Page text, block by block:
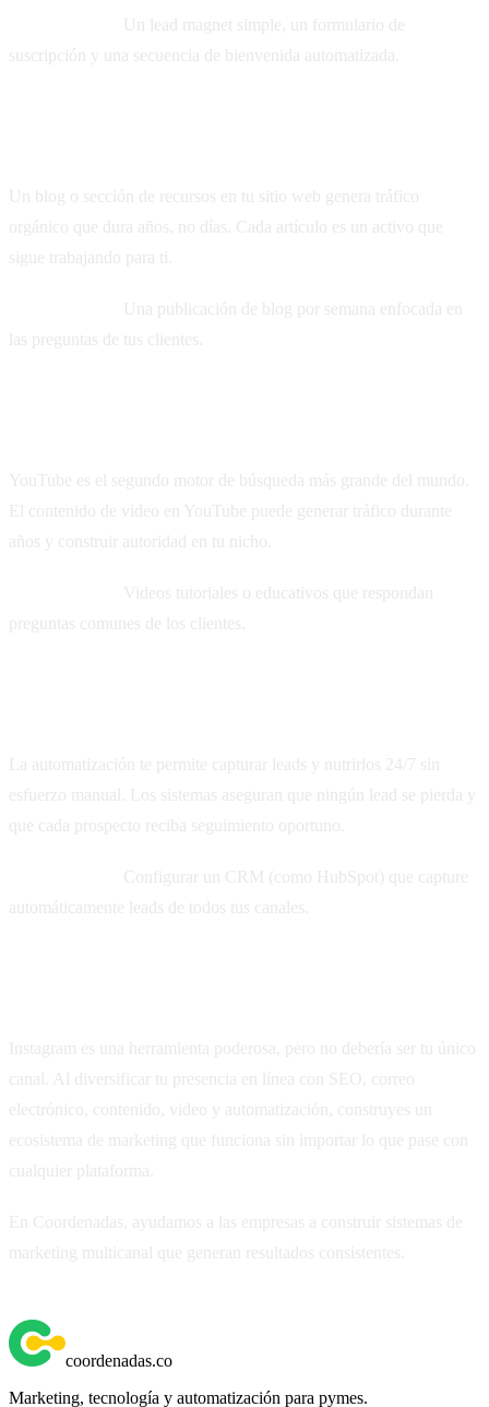
Un lead magnet simple, un formulario de
suscripción y una secuencia de bienvenida automatizada.
Un blog o sección de recursos en tu sitio web genera tráfico
orgánico que dura años, no días. Cada artículo es un activo que
sigue trabajando para ti.
Una publicación de blog por semana enfocada en
las preguntas de tus clientes.
YouTube es el segundo motor de búsqueda más grande del mundo.
El contenido de video en YouTube puede generar tráfico durante
años y construir autoridad en tu nicho.
Videos tutoriales o educativos que respondan
preguntas comunes de los clientes.
La automatización te permite capturar leads y nutrirlos 24/7 sin
esfuerzo manual. Los sistemas aseguran que ningún lead se pierda y
que cada prospecto reciba seguimiento oportuno.
Configurar un CRM (como HubSpot) que capture
automáticamente leads de todos tus canales.
Instagram es una herramienta poderosa, pero no debería ser tu único
canal. Al diversificar tu presencia en línea con SEO, correo
electrónico, contenido, video y automatización, construyes un
ecosistema de marketing que funciona sin importar lo que pase con
cualquier plataforma.
En Coordenadas, ayudamos a las empresas a construir sistemas de
marketing multicanal que generan resultados consistentes.
coordenadas.co
Marketing, tecnología y automatización para pymes.